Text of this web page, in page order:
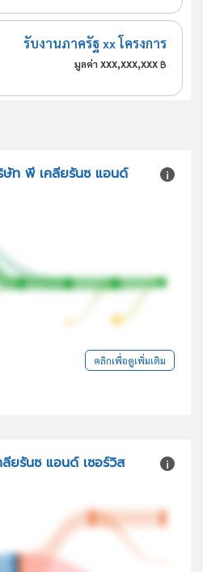
รับงานภาครัฐ xx โครงการ
มูลค่า xxx,xxx,xxx ฿
ษัท พี เคลียรันซ แอนด์
คลิกเพื่อดูเพิ่มเติม
ยรันซ แอนด์ เซอร์วิส